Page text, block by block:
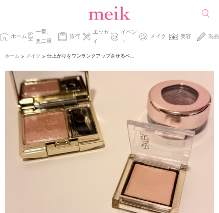
ホーム
一重、
奥二重
旅行
エッセ
イ
イベン
ト
メイク 美容 製品
ホーム > メイク > 仕上がりをワンランクアップさせるベースを仕込む